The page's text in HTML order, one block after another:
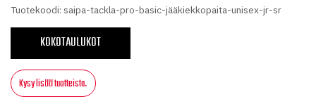
Tuotekoodi: saipa-tackla-pro-basic-jääkiekkopaita-unisex-jr-sr
KOKOTAULUKOT
Kysy lisää tuotteista.